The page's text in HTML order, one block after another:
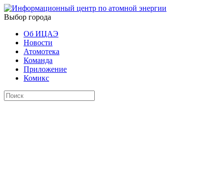
Выбор города
Об ИЦАЭ
Новости
Атомотека
Команда
Приложение
Комикс